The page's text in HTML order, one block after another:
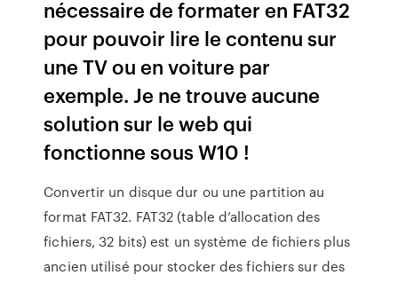
nécessaire de formater en FAT32
pour pouvoir lire le contenu sur
une TV ou en voiture par
exemple. Je ne trouve aucune
solution sur le web qui
fonctionne sous W10 !
Convertir un disque dur ou une partition au
format FAT32. FAT32 (table d’allocation des
fichiers, 32 bits) est un système de fichiers plus
ancien utilisé pour stocker des fichiers sur des